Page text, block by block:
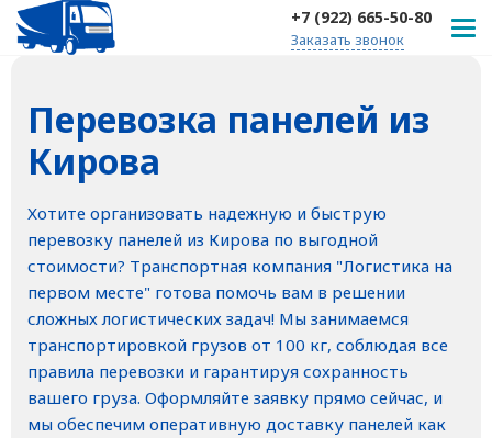
+7 (922) 665-50-80
Заказать звонок
Перевозка панелей из
Кирова
Хотите организовать надежную и быструю
перевозку панелей из Кирова по выгодной
стоимости? Транспортная компания "Логистика на
первом месте" готова помочь вам в решении
сложных логистических задач! Мы занимаемся
транспортировкой грузов от 100 кг, соблюдая все
правила перевозки и гарантируя сохранность
вашего груза. Оформляйте заявку прямо сейчас, и
мы обеспечим оперативную доставку панелей как